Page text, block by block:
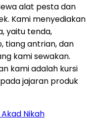
alat pesta dan
Kami menyediakan
yaitu tenda,
tiang antrian, dan
kami sewakan.
kami adalah kursi
jajaran produk